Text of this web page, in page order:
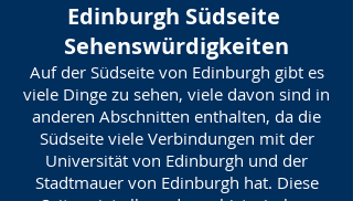
Edinburgh Südseite
Sehenswürdigkeiten
Auf der Südseite von Edinburgh gibt es
viele Dinge zu sehen, viele davon sind in
anderen Abschnitten enthalten, da die
Südseite viele Verbindungen mit der
Universität von Edinburgh und der
Stadtmauer von Edinburgh hat. Diese